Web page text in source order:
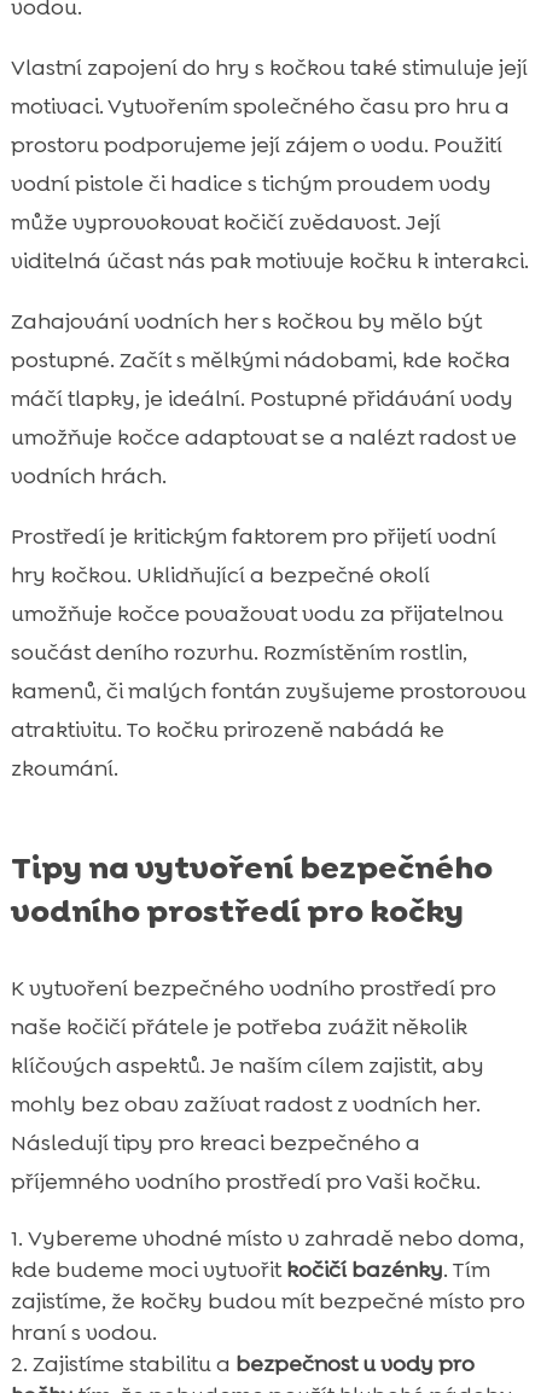
vodou.
Vlastní zapojení do hry s kočkou také stimuluje její
motivaci. Vytvořením společného času pro hru a
prostoru podporujeme její zájem o vodu. Použití
vodní pistole či hadice s tichým proudem vody
může vyprovokovat kočičí zvědavost. Její
viditelná účast nás pak motivuje kočku k interakci.
Zahajování vodních her s kočkou by mělo být
postupné. Začít s mělkými nádobami, kde kočka
máčí tlapky, je ideální. Postupné přidávání vody
umožňuje kočce adaptovat se a nalézt radost ve
vodních hrách.
Prostředí je kritickým faktorem pro přijetí vodní
hry kočkou. Uklidňující a bezpečné okolí
umožňuje kočce považovat vodu za přijatelnou
součást deního rozvrhu. Rozmístěním rostlin,
kamenů, či malých fontán zvyšujeme prostorovou
atraktivitu. To kočku prirozeně nabádá ke
zkoumání.
Tipy na vytvoření bezpečného
vodního prostředí pro kočky
K vytvoření bezpečného vodního prostředí pro
naše kočičí přátele je potřeba zvážit několik
klíčových aspektů. Je naším cílem zajistit, aby
mohly bez obav zažívat radost z vodních her.
Následují tipy pro kreaci bezpečného a
příjemného vodního prostředí pro Vaši kočku.
Vybereme vhodné místo v zahradě nebo doma,
kde budeme moci vytvořitkočičí bazénky. Tím
zajistíme, že kočky budou mít bezpečné místo pro
hraní s vodou.
Zajistíme stabilitu a bezpečnost u vody pro